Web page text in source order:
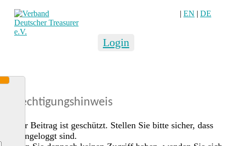
| EN | DE
Login
Berechtigungshinweis
Dieser Beitrag ist geschützt. Stellen Sie bitte sicher, dass
Sie eingeloggt sind.